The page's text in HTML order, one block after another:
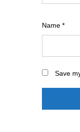
Name *
Save